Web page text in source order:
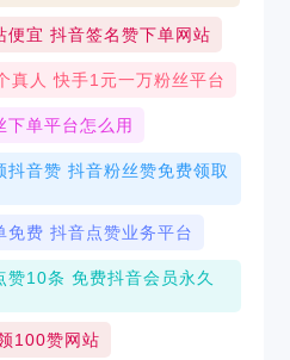
便宜 抖音签名赞下单网站
真人 快手1元一万粉丝平台
下单平台怎么用
抖音赞 抖音粉丝赞免费领取
免费 抖音点赞业务平台
赞10条 免费抖音会员永久
100赞网站